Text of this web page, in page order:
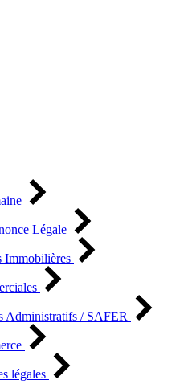
Légale
Immobilières
Administratifs / SAFER
légales